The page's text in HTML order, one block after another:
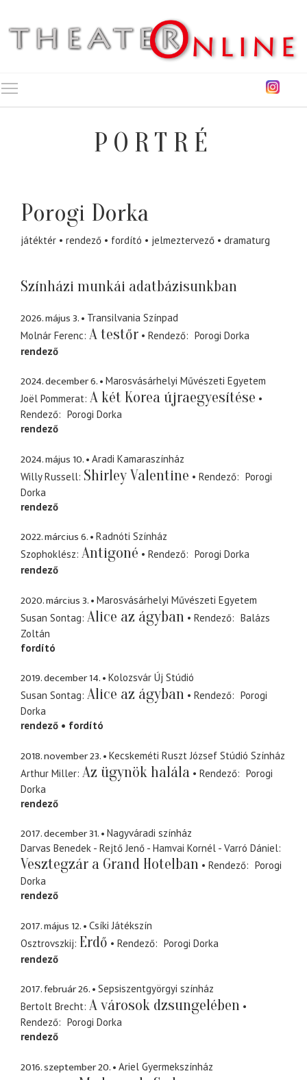
PORTRÉ
Porogi Dorka
játéktér rendező fordító jelmeztervező dramaturg
Színházi munkái adatbázisunkban
2026. május 3.
Transilvania Színpad
Molnár Ferenc A testőr Rendező
Porogi Dorka
rendező
2024. december 6.
Marosvásárhelyi Művészeti Egyetem
Joël Pommerat A két Korea újraegyesítése
Rendező
Porogi Dorka
rendező
2024. május 10.
Aradi Kamaraszínház
Willy Russell Shirley Valentine Rendező
Porogi
Dorka
rendező
2022. március 6.
Radnóti Színház
Szophoklész Antigoné Rendező
Porogi Dorka
rendező
2020. március 3.
Marosvásárhelyi Művészeti Egyetem
Susan Sontag Alice az ágyban Rendező
Balázs
Zoltán
fordító
2019. december 14.
Kolozsvár Új Stúdió
Susan Sontag Alice az ágyban Rendező
Porogi
Dorka
rendező
fordító
2018. november 23.
Kecskeméti Ruszt József Stúdió Színház
Arthur Miller Az ügynök halála Rendező
Porogi
Dorka
rendező
2017. december 31.
Nagyváradi színház
Darvas Benedek - Rejtő Jenő - Hamvai Kornél - Varró Dániel
Vesztegzár a Grand Hotelban Rendező
Porogi
Dorka
rendező
2017. május 12.
Csíki Játékszín
Osztrovszkij Erdő Rendező
Porogi Dorka
rendező
2017. február 26.
Sepsiszentgyörgyi színház
Bertolt Brecht A városok dzsungelében
Rendező
Porogi Dorka
rendező
2016. szeptember 20.
Ariel Gyermekszínház